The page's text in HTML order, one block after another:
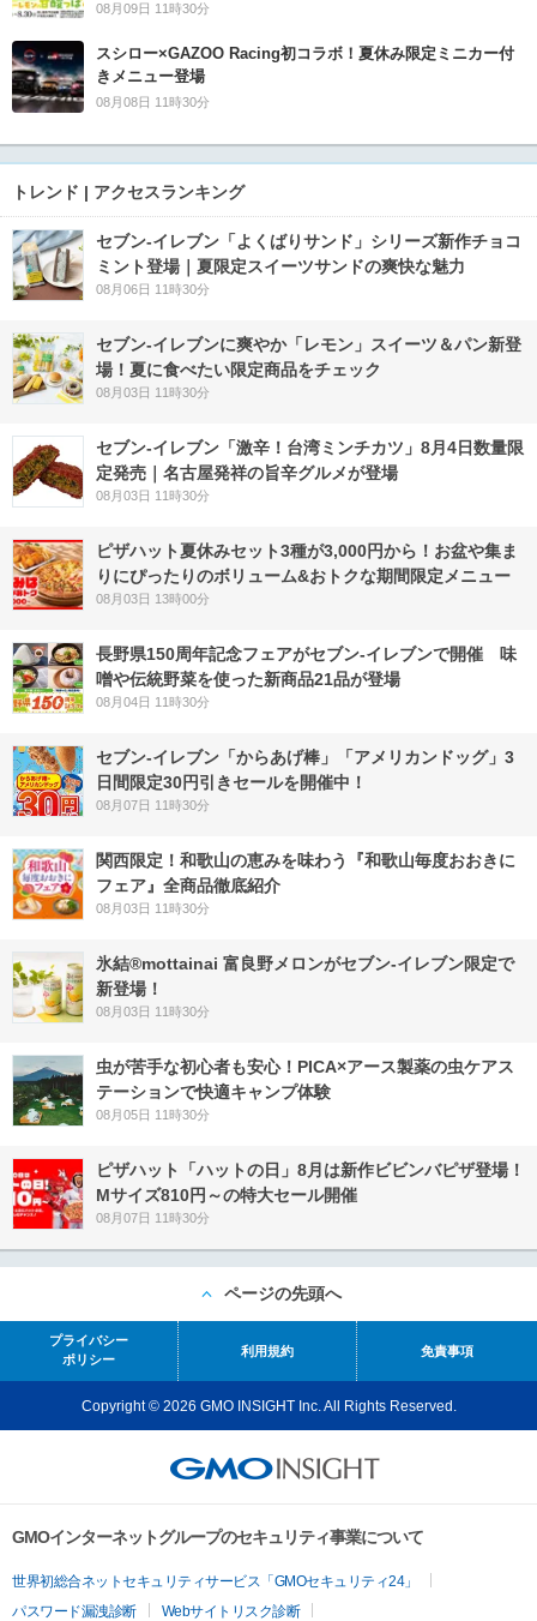
08月09日 11時30分
スシロー×GAZOO Racing初コラボ！夏休み限定ミニカー付
きメニュー登場
08月08日 11時30分
トレンド | アクセスランキング
セブン‐イレブン「よくばりサンド」シリーズ新作チョコ
ミント登場｜夏限定スイーツサンドの爽快な魅力
08月06日 11時30分
セブン‐イレブンに爽やか「レモン」スイーツ＆パン新登
場！夏に食べたい限定商品をチェック
08月03日 11時30分
セブン-イレブン「激辛！台湾ミンチカツ」8月4日数量限
定発売｜名古屋発祥の旨辛グルメが登場
08月03日 11時30分
ピザハット夏休みセット3種が3,000円から！お盆や集ま
りにぴったりのボリューム&おトクな期間限定メニュー
08月03日 13時00分
長野県150周年記念フェアがセブン-イレブンで開催 味
噌や伝統野菜を使った新商品21品が登場
08月04日 11時30分
セブン‐イレブン「からあげ棒」「アメリカンドッグ」3
日間限定30円引きセールを開催中！
08月07日 11時30分
関西限定！和歌山の恵みを味わう『和歌山毎度おおきに
フェア』全商品徹底紹介
08月03日 11時30分
氷結®mottainai 富良野メロンがセブン‐イレブン限定で
新登場！
08月03日 11時30分
虫が苦手な初心者も安心！PICA×アース製薬の虫ケアス
テーションで快適キャンプ体験
08月05日 11時30分
ピザハット「ハットの日」8月は新作ビビンバピザ登場！
Mサイズ810円～の特大セール開催
08月07日 11時30分
ページの先頭へ
プライバシー
ポリシー
利用規約 免責事項
Copyright © 2026 GMO INSIGHT Inc. All Rights Reserved.
GMOインターネットグループのセキュリティ事業について
世界初総合ネットセキュリティサービス「GMOセキュリティ24」
パスワード漏洩診断
Webサイトリスク診断